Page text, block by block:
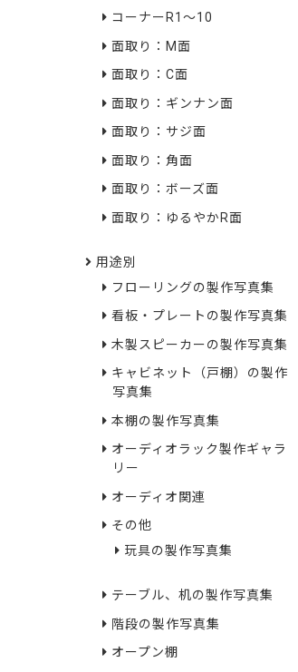
コーナーR1～10
面取り：M面
面取り：C面
面取り：ギンナン面
面取り：サジ面
面取り：角面
面取り：ボーズ面
面取り：ゆるやかR面
用途別
フローリングの製作写真集
看板・プレートの製作写真集
木製スピーカーの製作写真集
キャビネット（戸棚）の製作
写真集
本棚の製作写真集
オーディオラック製作ギャラ
リー
オーディオ関連
その他
玩具の製作写真集
テーブル、机の製作写真集
階段の製作写真集
オープン棚